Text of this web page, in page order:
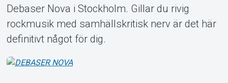
Debaser Nova i Stockholm. Gillar du rivig
rockmusik med samhällskritisk nerv är det här
definitivt något för dig.